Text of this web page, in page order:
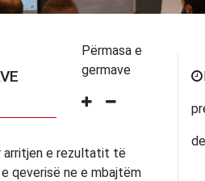
Përmasa e
germave
arritjen e rezultatit të
qeverisë ne e mbajtëm